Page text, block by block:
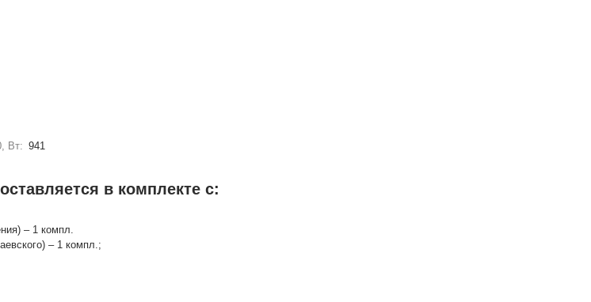
Вт: 941
в комплекте с:
– 1 компл.
– 1 компл.;